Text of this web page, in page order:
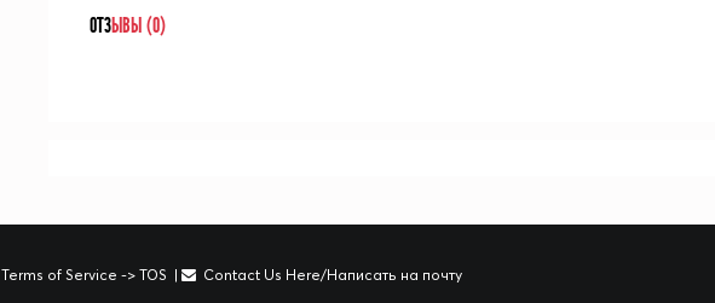
ОТЗЫВЫ (0)
Terms of Service -> TOS | Contact Us Here/Написать на почту